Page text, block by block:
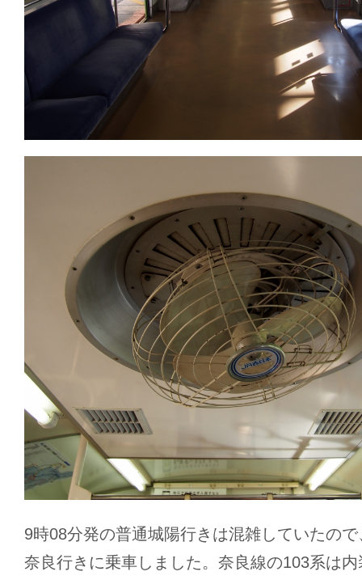
9時08分発の普通城陽行きは混雑していたの
奈良行きに乗車しました。奈良線の103系は